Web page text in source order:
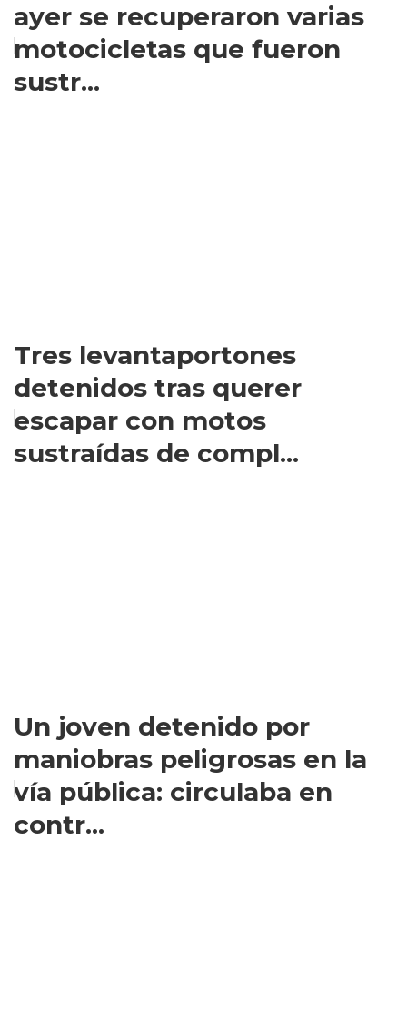
ayer se recuperaron varias
motocicletas que fueron
sustr...
Tres levantaportones
detenidos tras querer
escapar con motos
sustraídas de compl...
Un joven detenido por
maniobras peligrosas en la
vía pública: circulaba en
contr...